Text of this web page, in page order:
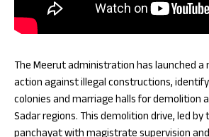
The Meerut administration has launched a
action against illegal constructions,
colonies and marriage halls for demolition
Sadar regions. This demolition drive, led